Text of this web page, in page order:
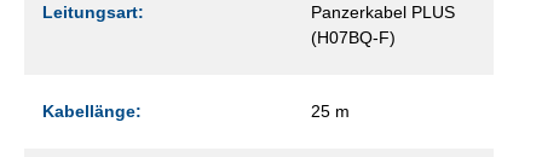
Leitungsart:
Panzerkabel PLUS
(H07BQ-F)
Kabellänge: 25 m